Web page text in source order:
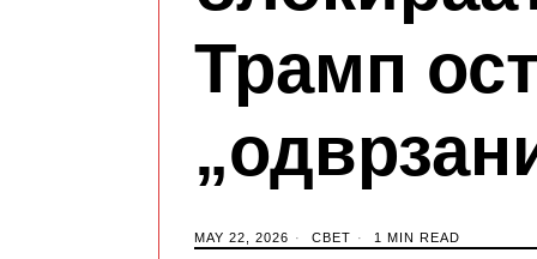
Трамп
MAY 22, 2026 СВЕТ 1 MIN READ